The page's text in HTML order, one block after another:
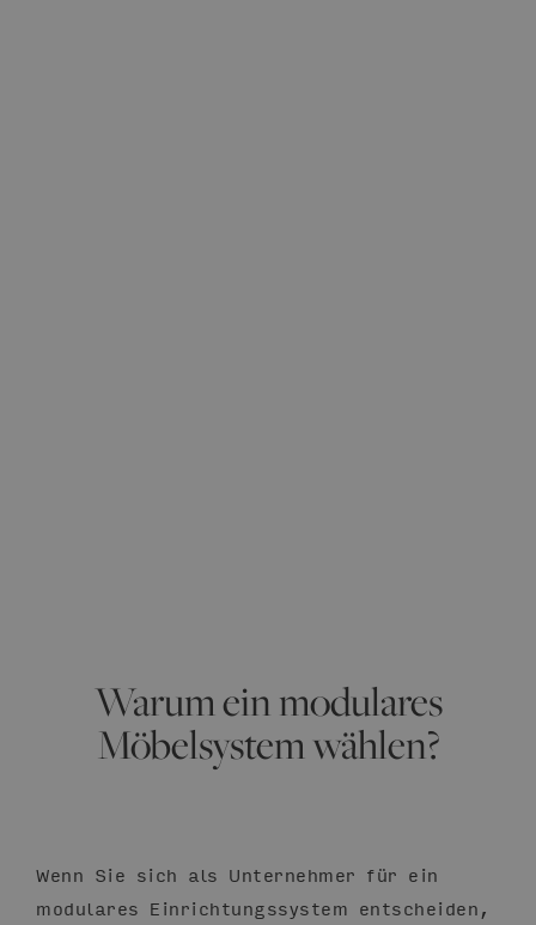
Warum ein modulares
Möbelsystem wählen?
Wenn Sie sich als Unternehmer für ein
modulares Einrichtungssystem entscheiden,